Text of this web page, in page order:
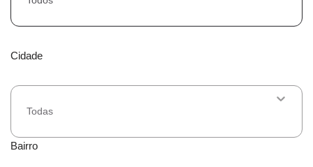
Cidade
Todas
Bairro